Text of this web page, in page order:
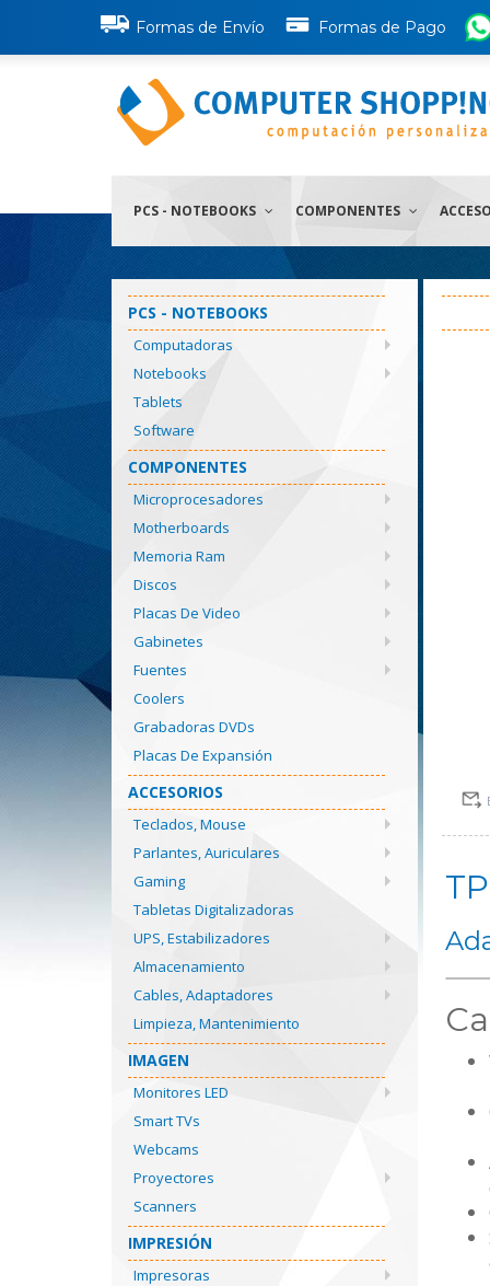
Formas de Envío Formas de Pago
PCS - NOTEBOOKS COMPONENTES
PCS - NOTEBOOKS
Computadoras
Notebooks
Tablets
Software
COMPONENTES
Microprocesadores
Motherboards
Memoria Ram
Discos
Placas De Video
Gabinetes
Fuentes
Coolers
Grabadoras DVDs
Placas De Expansión
ACCESORIOS
Teclados, Mouse
Parlantes, Auriculares
Gaming
Tabletas Digitalizadoras
UPS, Estabilizadores
Almacenamiento
Cables, Adaptadores
Limpieza, Mantenimiento
IMAGEN
Monitores LED
Smart TVs
Webcams
Proyectores
Scanners
IMPRESIÓN
Impresoras